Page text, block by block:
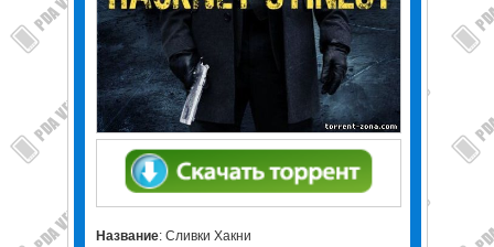
Название: Сливки Хакни